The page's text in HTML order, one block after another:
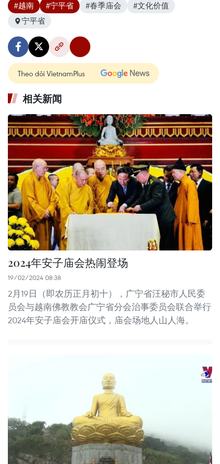
#越南 #宁平省 #春季庙会
#文化价值
宁平省
Theo dõi VietnamPlus
相关新闻
2024年安子庙会热闹登场
19/02/2024 08:38
2月19日（即农历正月初十），广宁省汪秘市人民委
员会与越南佛教教会广宁省分会治事委员会联合举行
2024年安子庙会开庙仪式，庙会场地人山人海。